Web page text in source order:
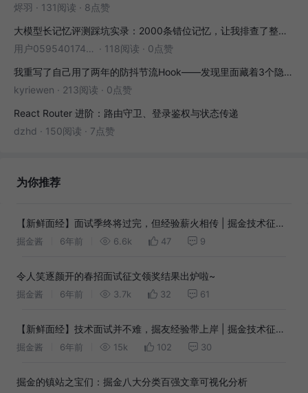
烬羽 · 131阅读 · 8点赞
大模型长记忆评测踩坑实录：2000条错位记忆，让我排查了整整3小时
用户05954017446 · 118阅读 · 0点赞
我重写了自己用了两年的防抖节流Hook——发现里面藏着3个隐藏bug
kyriewen · 213阅读 · 0点赞
React Router 进阶：路由守卫、登录鉴权与状态传递
dzhd · 150阅读 · 7点赞
为你推荐
【新鲜面经】面试季终将过完，但经验薪火相传 | 掘金技术征文
展（第三弹）
掘金酱 6年前 6.6k 47 9
令人笑逐颜开的春招面试征文领奖结果出炉啦~
掘金酱 6年前 3.7k 32 61
【新鲜面经】技术面试并不难，掘友经验带上岸 | 掘金技术征文
展（第二弹）
掘金酱 6年前 15k 102 30
掘金的镇站之宝们：掘金八大分类百强文章可视化分析